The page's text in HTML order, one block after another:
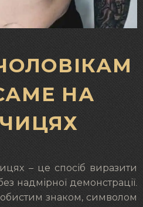
НА
– це спосіб виразити
надмірної демонстрації.
знаком, символом